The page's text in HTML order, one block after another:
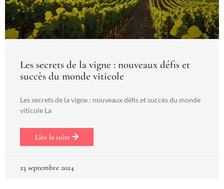
Les secrets de la vigne : nouveaux défis et
succès du monde viticole
Les secrets de la vigne : nouveaux défis et succès du monde
viticole La
Lire la suite
23 septembre 2024